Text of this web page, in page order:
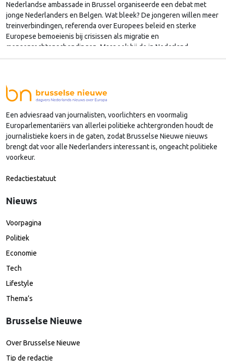
Nederlandse ambassade in Brussel organiseerde een debat met
jonge Nederlanders en Belgen. Wat bleek? De jongeren willen meer
treinverbindingen, referenda over Europees beleid en sterke
Europese bemoeienis bij crisissen als migratie en
mensenrechtenschendingen. Maar ook bij de in Nederland
Een adviesraad van journalisten, voorlichters en voormalig
Europarlementariërs van allerlei politieke achtergronden houdt de
journalistieke koers in de gaten, zodat Brusselse Nieuwe nieuws
brengt dat voor alle Nederlanders interessant is, ongeacht politieke
voorkeur.
Redactiestatuut
Nieuws
Voorpagina
Politiek
Economie
Tech
Lifestyle
Thema’s
Brusselse Nieuwe
Over Brusselse Nieuwe
Tip de redactie